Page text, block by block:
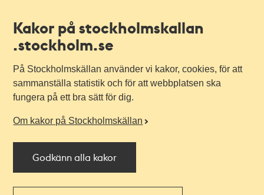
Kakor på stockholmskallan
.stockholm.se
På Stockholmskällan använder vi kakor, cookies, för att
sammanställa statistik och för att webbplatsen ska
fungera på ett bra sätt för dig.
Om kakor på Stockholmskällan
Godkänn alla kakor